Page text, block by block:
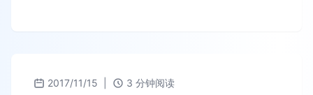
2017/11/15 3 分钟阅读